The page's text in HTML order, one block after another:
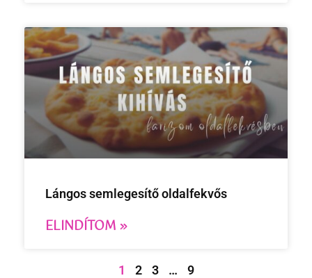
Lángos semlegesítő oldalfekvős
ELINDÍTOM »
1 2 3 … 9